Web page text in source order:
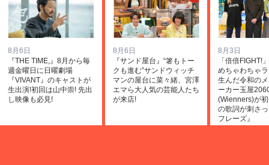
8月6日
『THE TIME,』8月から毎
週金曜日に日曜劇場
『VIVANT』のキャストが
生出演!初回は山中崇! 先出
し映像も必見!
8月6日
『サンド屋台』“箸もトー
クも進む”サンドウィッチ
マンの屋台に菜々緒、宮澤
エマら大人気の芸能人たち
が来店!
8月3日
「倍倍FIGHT!
めちゃわちゃ
生んだ令和の
ーカー玉屋
(Wienners)が
の歌詞が刺さ
フレーズ』